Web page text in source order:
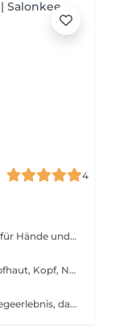
4
Gönnen Sie sich ein luxuriöses Verwöhnritual für Hände und Füße, das die Haut pflegt, geschmeidig macht und für ein rundum entspanntes Wohlgefühl sorgt. Fußbehandlung (45 Min.) Fußbad Fußpeeling Fußmassage Warme Paraffinbehandlung Handbehandlung (30 Min.) Handpeeling Handmassage Warme Paraffinbehandlung Diese exklusive Behandlung kombiniert Peeling, Massage und die wohltuende Wärme von Paraffin, um die Haut intensiv zu pflegen, trockene Stellen zu revitalisieren und Händen sowie Füßen neue Geschmeidigkeit zu verleihen.
Eine tiefenentspannende Behandlung für Kopfhaut, Kopf, Nacken und allgemeines Wohlbefinden. Sanfte Massagetechniken helfen dabei, Verspannungen zu lösen, die Durchblutung anzuregen und ein angenehmes Gefühl von Entspannung zu fördern, während Kopfhaut und Haare gepflegt werden. Die Behandlung umfasst eine entspannende Kopfhautmassage, eine Haarwäsche sowie das anschließende Föhnen der Haare. Ideal zum Stressabbau, zur Entspannung und für einen wohltuenden Wellness-Moment.
Gönnen Sie Ihren Füßen ein umfassendes Pflegeerlebnis, das Frische, Geschmeidigkeit und Komfort vereint. Die Behandlung kombiniert ein entspannendes Fußbad, ein Peeling, eine pflegende Maske, eine Paraffinbehandlung und eine wohltuende Fußmassage, um müde Füße zu revitalisieren und die Haut geschmeidig zu pflegen. Ideal für beanspruchte Füße, die besondere Aufmerksamkeit verdienen.